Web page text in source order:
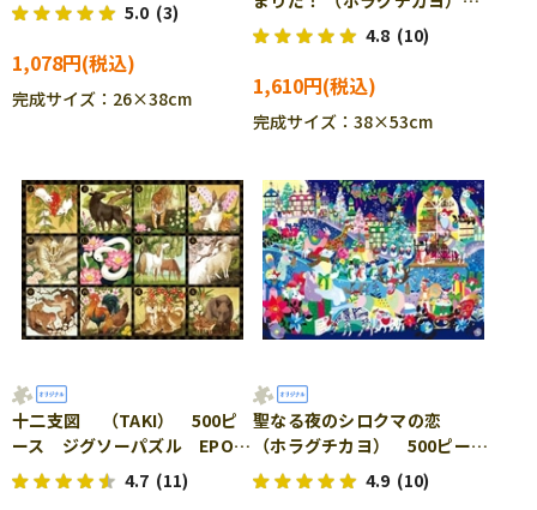
5.0 (3)
1,078円
完成サイズ：26×38cm
500ピース ジグソーパズル
EPO-79-114s
4.8 (10)
1,610円
完成サイズ：38×53cm
十二支図 （TAKI） 500ピ
ース ジグソーパズル EPO-
79-115s
4.7 (11)
聖なる夜のシロクマの恋
（ホラグチカヨ） 500ピー
ス ジグソーパズル EPO-79-
128s
4.9 (10)